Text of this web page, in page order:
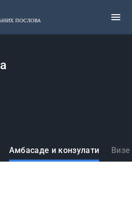
ПОСЛОВА
Амбасаде и конзулати